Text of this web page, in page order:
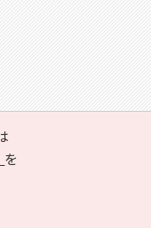
を